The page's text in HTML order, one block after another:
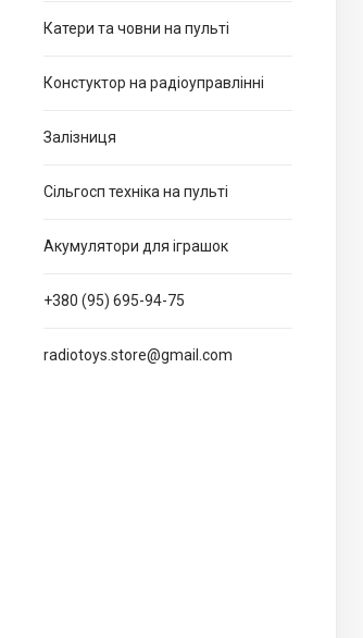
Катери та човни на пульті
Констуктор на радіоуправлінні
Залізниця
Сільгосп техніка на пульті
Акумулятори для іграшок
+380 (95) 695-94-75
radiotoys.store@gmail.com